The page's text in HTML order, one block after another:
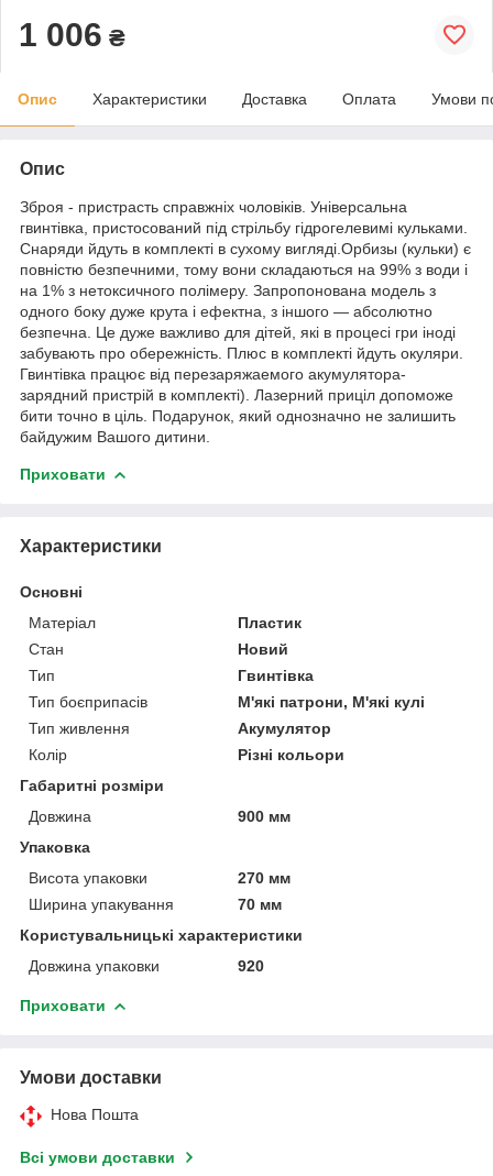
1 006 ₴
Опис Характеристики Доставка Оплата Умови
Опис
Зброя - пристрасть справжніх чоловіків. Універсальна
гвинтівка, пристосований під стрільбу гідрогелевимі кульками.
Снаряди йдуть в комплекті в сухому вигляді.Орбизы (кульки) є
повністю безпечними, тому вони складаються на 99% з води і
на 1% з нетоксичного полімеру. Запропонована модель з
одного боку дуже крута і ефектна, з іншого ― абсолютно
безпечна. Це дуже важливо для дітей, які в процесі гри іноді
забувають про обережність. Плюс в комплекті йдуть окуляри.
Гвинтівка працює від перезаряжаемого акумулятора-
зарядний пристрій в комплекті). Лазерний приціл допоможе
бити точно в ціль. Подарунок, який однозначно не залишить
байдужим Вашого дитини.
Приховати
Характеристики
Основні
Матеріал
Пластик
Стан
Новий
Тип
Гвинтівка
Тип боєприпасів
М'які патрони, М'які кулі
Тип живлення
Акумулятор
Колір
Різні кольори
Габаритні розміри
Довжина
900 мм
Упаковка
Висота упаковки
270 мм
Ширина упакування
70 мм
Користувальницькі характеристики
Довжина упаковки
920
Приховати
Умови доставки
Нова Пошта
Всі умови доставки